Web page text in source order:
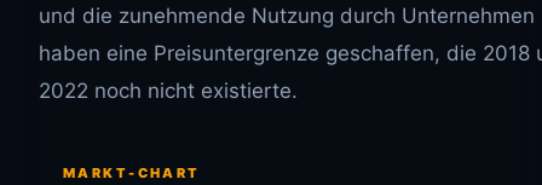
und die zunehmende Nutzung durch Unternehmen
haben eine Preisuntergrenze geschaffen, die 2018
2022 noch nicht existierte.
MARKT-CHART